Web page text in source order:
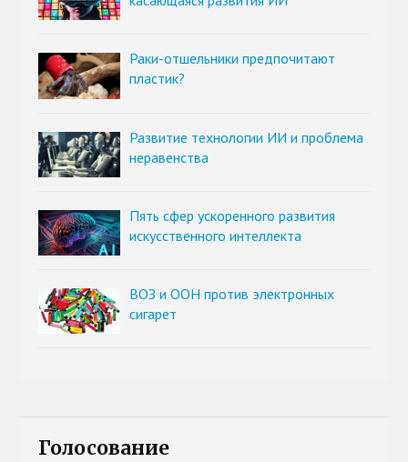
Раки-отшельники предпочитают
пластик?
Развитие технологии ИИ и проблема
неравенства
Пять сфер ускоренного развития
искусственного интеллекта
ВОЗ и ООН против электронных
сигарет
Голосование